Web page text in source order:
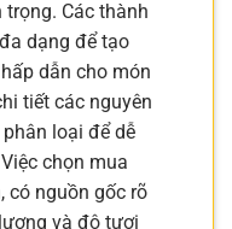
Các thành
dạng để tạo
dẫn cho món
tiết các nguyên
loại để dễ
chọn mua
có nguồn gốc rõ
và độ tươi